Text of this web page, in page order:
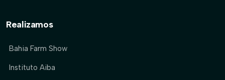
Realizamos
Bahia Farm Show
Instituto Aiba